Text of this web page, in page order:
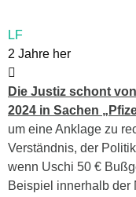
LF
2 Jahre her
Die Justiz schont
2024 in Sachen
um eine Anklage zu
Verständnis, der
wenn Uschi 50 €
Beispiel innerhalb der